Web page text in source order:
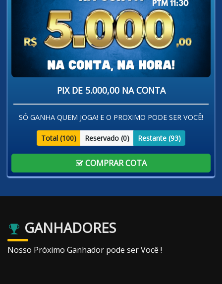
PIX DE 5.000,00 NA CONTA
SÓ GANHA QUEM JOGA! E O PROXIMO PODE SER VOCÊ!
Total (100) Reservado (0) Restante (93)
COMPRAR COTA
GANHADORES
Nosso Próximo Ganhador pode ser Você !